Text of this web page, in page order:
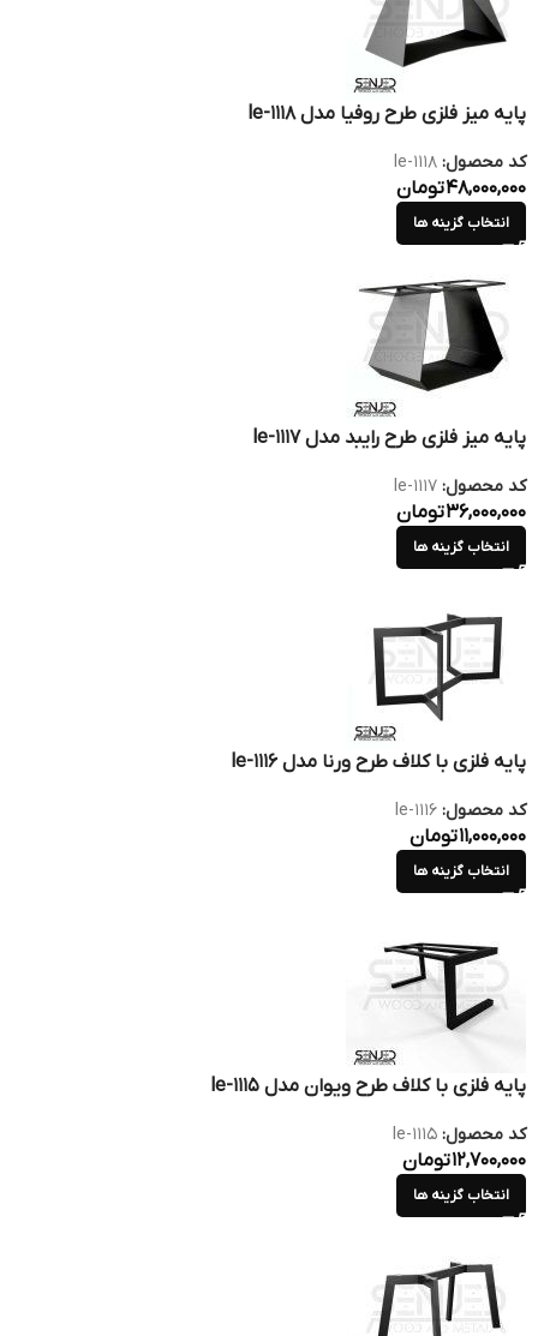
پایه میز فلزی طرح روفیا مدل le-1118
کد محصول: le-1118
48,000,000تومان
انتخاب گزینه ها
پایه میز فلزی طرح رایبد مدل le-1117
کد محصول: le-1117
36,000,000تومان
انتخاب گزینه ها
پایه فلزی با کلاف طرح ورنا مدل le-1116
کد محصول: le-1116
11,000,000تومان
انتخاب گزینه ها
پایه فلزی با کلاف طرح ویوان مدل le-1115
کد محصول: le-1115
12,700,000تومان
انتخاب گزینه ها